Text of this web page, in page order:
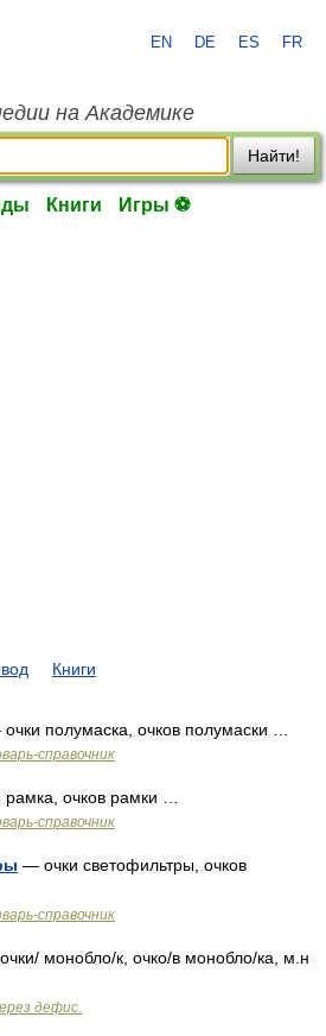
EN DE ES FR
на Академике
Найти!
Книги Игры ⚽
Книги
полумаска, очков полумаски …
справочник
очков рамки …
справочник
— очки светофильтры, очков
справочник
монобло/к, очко/в монобло/ка, м.н
дефис.